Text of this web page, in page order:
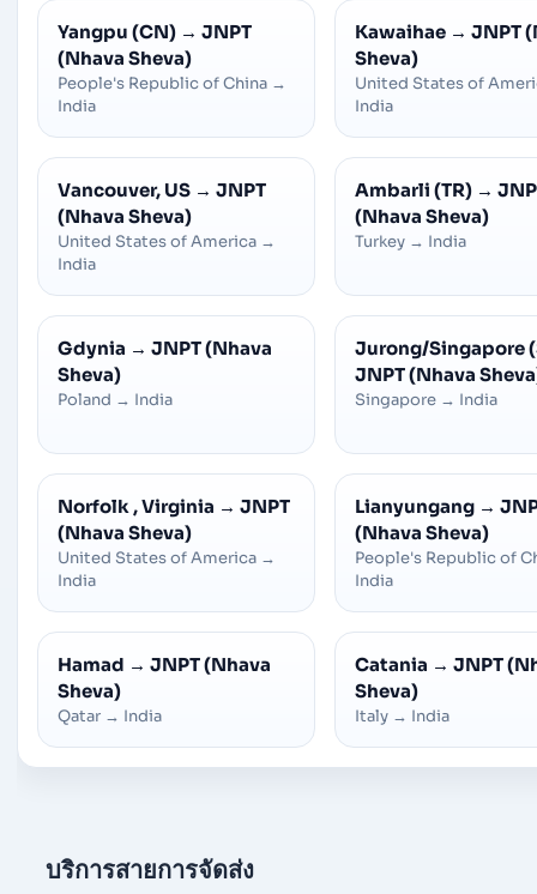
Yangpu (CN) → JNPT
(Nhava Sheva)
People's Republic of China →
India
Kawaihae → JNPT
Sheva)
United States of
India
Vancouver, US → JNPT
(Nhava Sheva)
United States of America →
India
Ambarli (TR) →
(Nhava Sheva)
Turkey → India
Gdynia → JNPT (Nhava
Sheva)
Poland → India
Jurong/Singapore
JNPT (Nhava
Singapore → India
Norfolk , Virginia → JNPT
(Nhava Sheva)
United States of America →
India
Lianyungang →
(Nhava Sheva)
People's Republic of
India
Hamad → JNPT (Nhava
Sheva)
Qatar → India
Catania → JNPT
Sheva)
Italy → India
บริการสายการจัดส่ง